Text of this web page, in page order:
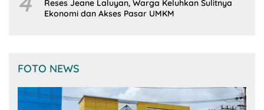
Reses Jeane Laluyan, Warga Keluhkan Sulitnya
Ekonomi dan Akses Pasar UMKM
FOTO NEWS